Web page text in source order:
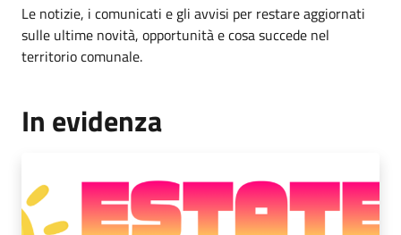
Le notizie, i comunicati e gli avvisi per restare aggiornati
sulle ultime novità, opportunità e cosa succede nel
territorio comunale.
In evidenza